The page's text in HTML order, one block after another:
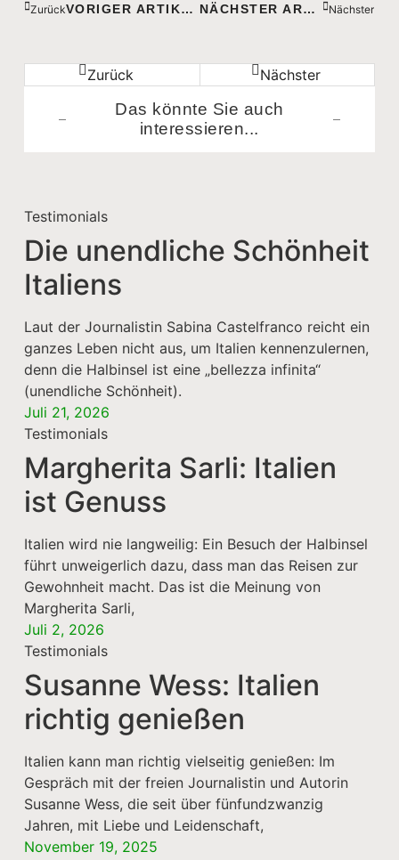
Zurück VORIGER ARTIKEL NÄCHSTER ARTIKEL Nächster
Zurück Nächster
Das könnte Sie auch
interessieren...​
Testimonials
Die unendliche Schönheit
Italiens
Laut der Journalistin Sabina Castelfranco reicht ein
ganzes Leben nicht aus, um Italien kennenzulernen,
denn die Halbinsel ist eine „bellezza infinita“
(unendliche Schönheit).
Juli 21, 2026
Testimonials
Margherita Sarli: Italien
ist Genuss
Italien wird nie langweilig: Ein Besuch der Halbinsel
führt unweigerlich dazu, dass man das Reisen zur
Gewohnheit macht. Das ist die Meinung von
Margherita Sarli,
Juli 2, 2026
Testimonials
Susanne Wess: Italien
richtig genießen
Italien kann man richtig vielseitig genießen: Im
Gespräch mit der freien Journalistin und Autorin
Susanne Wess, die seit über fünfundzwanzig
Jahren, mit Liebe und Leidenschaft,
November 19, 2025